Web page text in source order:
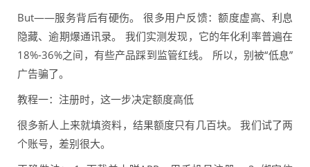
But——服务背后有硬伤。 很多用户反馈：额度虚高、利息
隐藏、逾期爆通讯录。 我们实测发现，它的年化利率普遍在
18%-36%之间，有些产品踩到监管红线。 所以，别被“低息”
广告骗了。
教程一：注册时，这一步决定额度高低
很多新人上来就填资料，结果额度只有几百块。 我们试了两
个账号，差别很大。